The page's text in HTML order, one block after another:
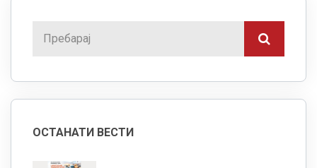
ОСТАНАТИ ВЕСТИ